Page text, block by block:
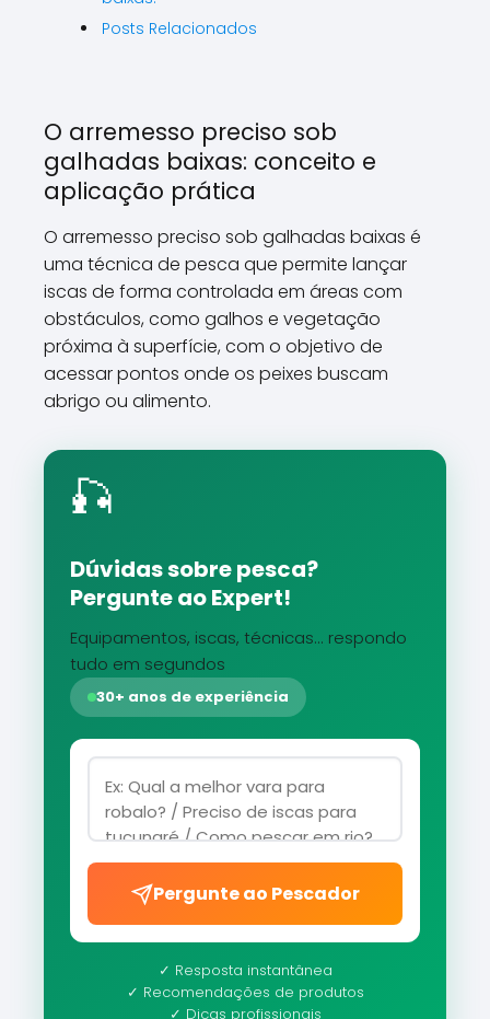
Posts Relacionados
O arremesso preciso sob
galhadas baixas: conceito e
aplicação prática
O arremesso preciso sob galhadas baixas é
uma técnica de pesca que permite lançar
iscas de forma controlada em áreas com
obstáculos, como galhos e vegetação
próxima à superfície, com o objetivo de
acessar pontos onde os peixes buscam
abrigo ou alimento.
🎣
Dúvidas sobre pesca?
Pergunte ao Expert!
Equipamentos, iscas, técnicas... respondo
tudo em segundos
30+ anos de experiência
Pergunte ao Pescador
✓ Resposta instantânea
✓ Recomendações de produtos
✓ Dicas profissionais